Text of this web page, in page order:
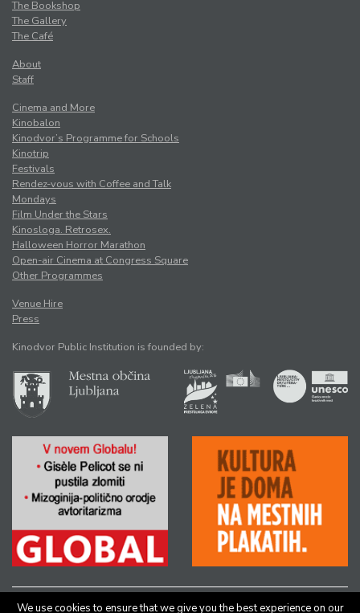
The Bookshop
The Gallery
The Café
About
Staff
Cinema and More
Kinobalon
Kinodvor’s Programme for Schools
Kinotrip
Festivals
Rendez-vous with Coffee and Talk
Mondays
Film Under the Stars
Kinosloga. Retrosex.
Halloween Horror Marathon
Open-air Cinema at Congress Square
Other Programmes
Venue Hire
Press
Kinodvor Public Institution is founded by:
We use cookies to ensure that we give you the best experience on our